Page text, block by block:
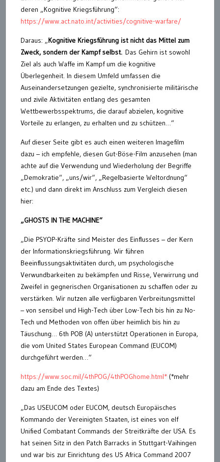
deren „Kognitive Kriegsführung“:
https://www.act.nato.int/activities/cognitive-warfare/
Daraus: „Kognitive Kriegsführung ist nicht das Mittel zum
Zweck, sondern der Kampf selbst. Das Gehirn ist sowohl
Ziel als auch Waffe im Kampf um die kognitive
Überlegenheit. In diesem Umfeld umfassen die
Auseinandersetzungen gezielte, synchronisierte militärische
und zivile Aktivitäten entlang des gesamten
Wettbewerbsspektrums, die darauf abzielen, kognitive
Vorteile zu erlangen, zu erhalten und zu schützen…“
Auf dieser Seite gibt es auch einen weiteren Imagefilm
dazu – ich empfehle, diesen Gut-Böse-Film anzusehen (man
achte auf die Verwendung und Wiederholung der Begriffe
„Demokratie“, „uns/wir“, „Regelbasierte Weltordnung“
etc.) und dann direkt im Anschluss zum Vergleich diesen
hier:
„GHOSTS IN THE MACHINE“
„Die PSYOP-Kräfte sind Meister des Einflusses – der Kern
der Informationskriegsführung. Wir führen
Beeinflussungsaktivitäten durch, um psychologische
Verwundbarkeiten zu bekämpfen und Risse, Verwirrung und
Zweifel in gegnerischen Organisationen zu schaffen oder zu
verstärken. Wir nutzen alle verfügbaren Verbreitungsmittel
– von sensibel und High-Tech über Low-Tech bis hin zu No-
Tech und Methoden von offen über heimlich bis hin zu
Täuschung… 6th POB (A) unterstützt Operationen in Europa,
die vom United States European Command (EUCOM)
durchgeführt werden…“
https://www.soc.mil/4thPOG/4thPOGhome.html* (*mehr
dazu am Ende des Textes)
„Das USEUCOM oder EUCOM, deutsch Europäisches
Kommando der Vereinigten Staaten, ist eines von elf
Unified Combatant Commands der Streitkräfte der USA. Es
hat seinen Sitz in den Patch Barracks in Stuttgart-Vaihingen
und war bis zur Einrichtung des US Africa Command 2007